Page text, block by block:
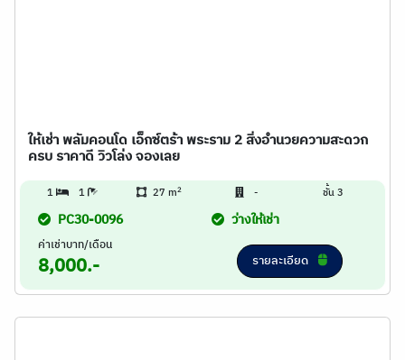
ให้เช่า พลัมคอนโด เอ็กซ์ตร้า พระราม 2 สิ่งอำนวยความสะดวก
ครบ ราคาดี วิวโล่ง จองเลย
1 1 27 m2 - ชั้น 3
PC30-0096 ว่างให้เช่า
ค่าเช่าบาท/เดือน
8,000.- รายละเอียด